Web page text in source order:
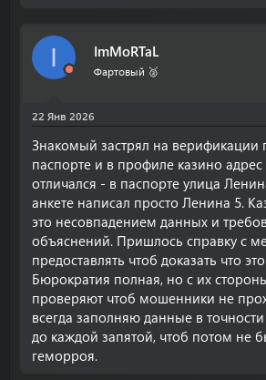
I ImMoRTaL
Фартовый 🥈
22 Янв 2026
Знакомый застрял на верификации
паспорте и в профиле казино
отличался - в паспорте улица
анкете написал просто Ленина 5.
это несовпадением данных и
объяснений. Пришлось справку с
предоставлять чтоб доказать что
Бюрократия полная, но с их
проверяют чтоб мошенники не
всегда заполняю данные в
до каждой запятой, чтоб потом не
геморроя.